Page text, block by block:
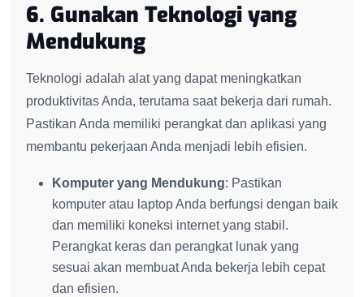
6. Gunakan Teknologi yang
Mendukung
Teknologi adalah alat yang dapat meningkatkan
produktivitas Anda, terutama saat bekerja dari rumah.
Pastikan Anda memiliki perangkat dan aplikasi yang
membantu pekerjaan Anda menjadi lebih efisien.
Komputer yang Mendukung: Pastikan
komputer atau laptop Anda berfungsi dengan baik
dan memiliki koneksi internet yang stabil.
Perangkat keras dan perangkat lunak yang
sesuai akan membuat Anda bekerja lebih cepat
dan efisien.